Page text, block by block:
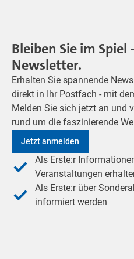
Bleiben Sie im
Newsletter.
Erhalten Sie spannende
direkt in Ihr Postfach - mit
Melden Sie sich jetzt an und
rund um die faszinierende
Jetzt anmelden
Als Erste:r
Veranstaltungen
Als Erste:r über
informiert werden